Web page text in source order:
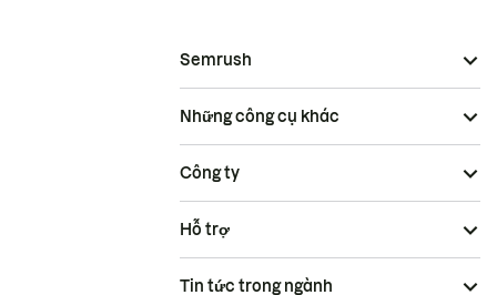
Semrush
Những công cụ khác
Công ty
Hỗ trợ
Tin tức trong ngành